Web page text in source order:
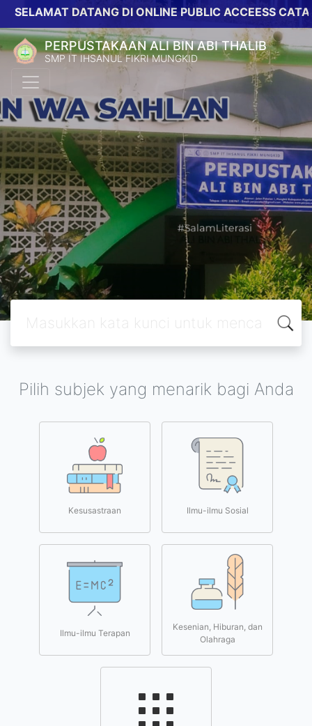
DATANG DI ONLINE PUBLIC ACCEESS
PERPUSTAKAAN ALI BIN ABI THALIB
SMP IT IHSANUL FIKRI MUNGKID
Pilih subjek yang menarik bagi Anda
Kesusastraan Ilmu-ilmu Sosial
Ilmu-ilmu Terapan
Kesenian, Hiburan, dan
Olahraga